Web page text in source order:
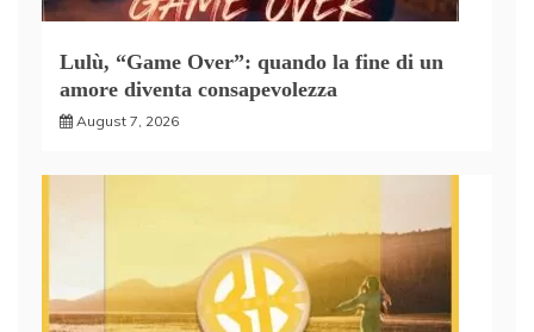
Lulù, “Game Over”: quando la fine di un
amore diventa consapevolezza
August 7, 2026